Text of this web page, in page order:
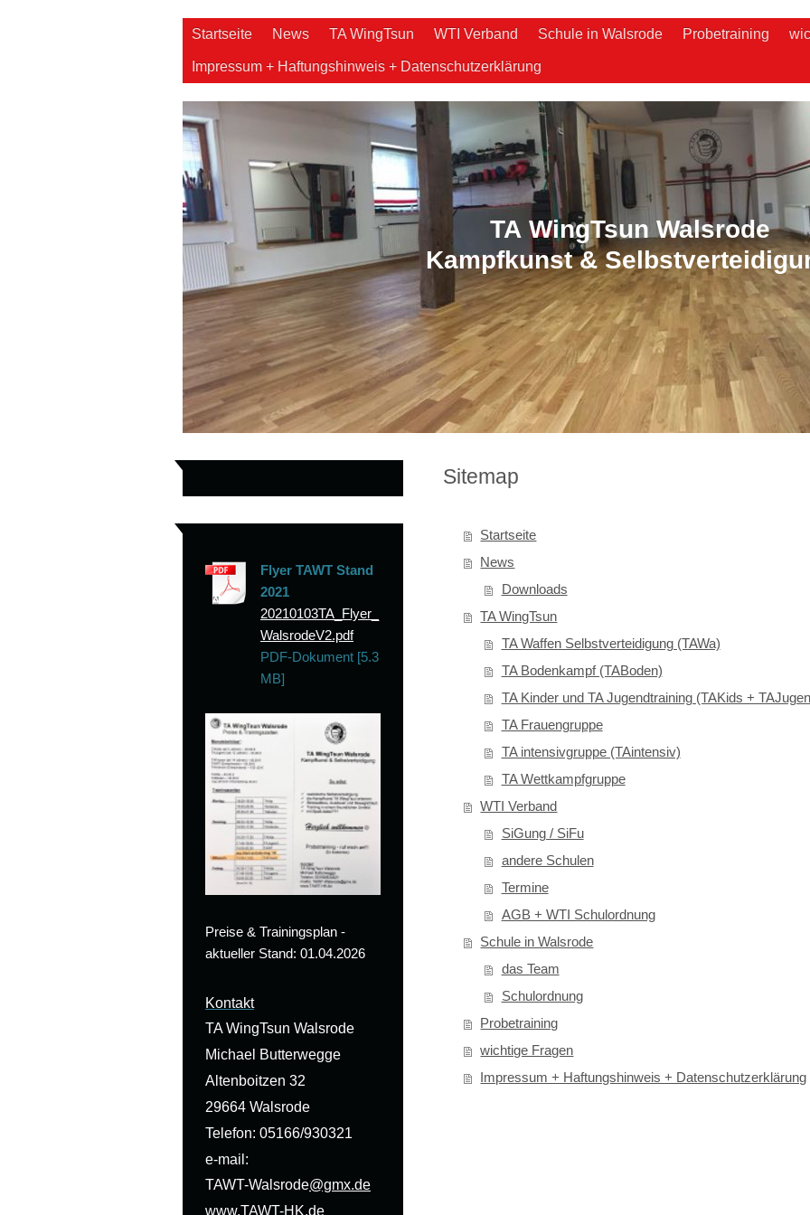
Startseite News TA WingTsun WTI Verband Schule in Walsrode Probetraining
Impressum + Haftungshinweis + Datenschutzerklärung
TA WingTsun Walsrode
Kampfkunst &
Sitemap
Startseite
News
Downloads
TA WingTsun
TA Waffen Selbstverteidigung (TAWa)
TA Bodenkampf (TABoden)
TA Kinder und TA Jugendtraining (TAKids +
TA Frauengruppe
TA intensivgruppe (TAintensiv)
TA Wettkampfgruppe
WTI Verband
SiGung / SiFu
andere Schulen
Termine
AGB + WTI Schulordnung
Schule in Walsrode
das Team
Schulordnung
Probetraining
wichtige Fragen
Impressum + Haftungshinweis + Datenschutzerklärung
Flyer TAWT Stand
2021
20210103TA_Flyer_
WalsrodeV2.pdf
PDF-Dokument [5.3
MB]
Preise & Trainingsplan -
aktueller Stand: 01.04.2026
Kontakt
TA WingTsun Walsrode
Michael Butterwegge
Altenboitzen 32
29664 Walsrode
Telefon: 05166/930321
e-mail:
TAWT-Walsrode@gmx.de
www.TAWT-HK.de